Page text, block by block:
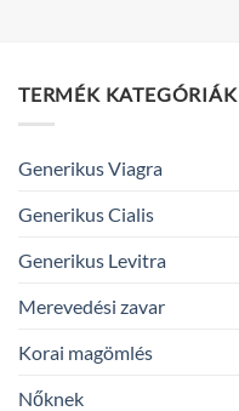
TERMÉK KATEGÓRIÁK
Generikus Viagra
Generikus Cialis
Generikus Levitra
Merevedési zavar
Korai magömlés
Nőknek